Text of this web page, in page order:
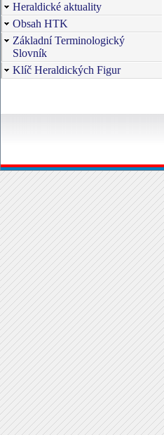
Heraldické aktuality
Obsah HTK
Základní Terminologický
Slovník
Klíč Heraldických Figur